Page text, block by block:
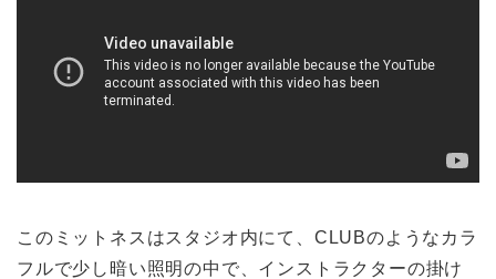
このミットネスはスタジオ内にて、CLUBのようなカラ
フルで少し暗い照明の中で、インストラクターの掛け